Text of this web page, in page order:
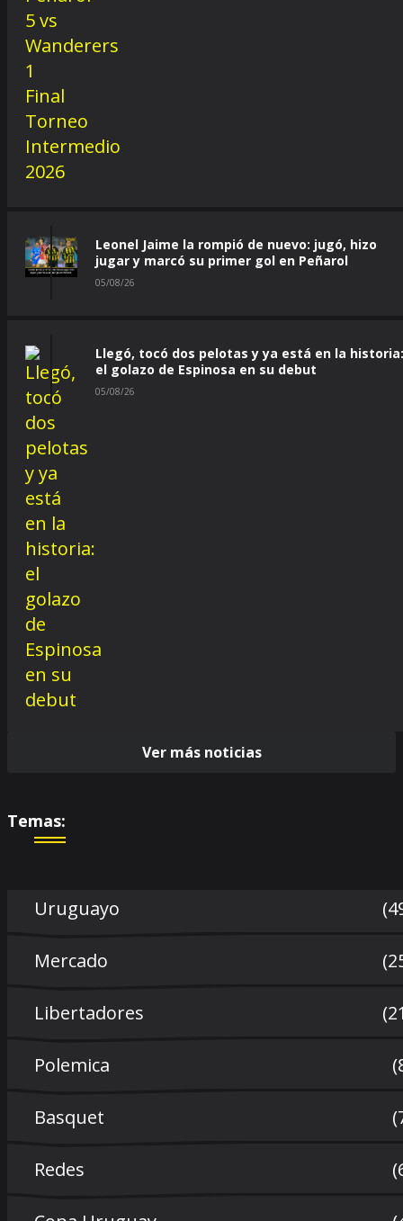
Leonel Jaime la rompió de nuevo: jugó, hizo
jugar y marcó su primer gol en Peñarol
05/08/26
Llegó, tocó dos pelotas y ya está en la historia:
el golazo de Espinosa en su debut
05/08/26
Ver más noticias
Temas:
Uruguayo
Mercado
Libertadores
Polemica
Basquet
Redes